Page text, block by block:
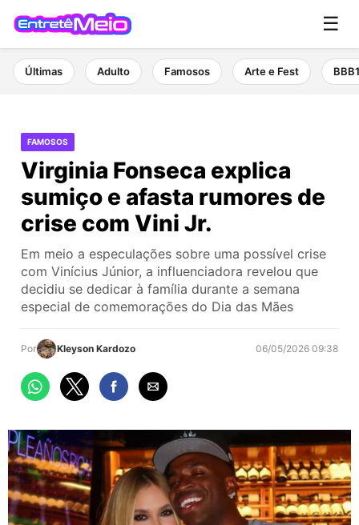
☰
Últimas Adulto Famosos Arte e Fest
FAMOSOS
Virginia Fonseca explica
sumiço e afasta rumores de
crise com Vini Jr.
Em meio a especulações sobre uma possível crise
com Vinícius Júnior, a influenciadora revelou que
decidiu se dedicar à família durante a semana
especial de comemorações do Dia das Mães
Por Kleyson Kardozo 06/05/2026 09:38